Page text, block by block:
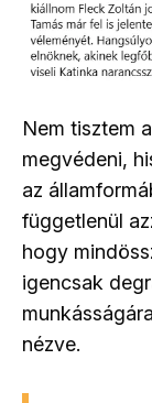
Nem tisztem
megvédeni,
az
függetlenül
hogy
igencsak
nézve.